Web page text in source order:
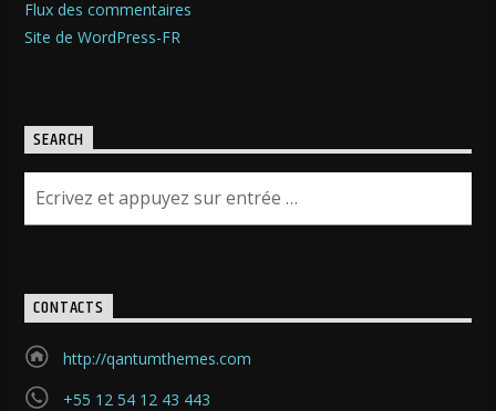
Flux des commentaires
Site de WordPress-FR
SEARCH
CONTACTS
http://qantumthemes.com
+55 12 54 12 43 443